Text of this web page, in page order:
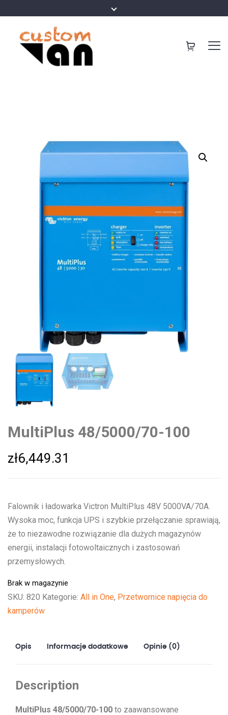
MultiPlus 48/5000/70-100
zł6,449.31
Falownik i ładowarka Victron MultiPlus 48V 5000VA/70A.
Wysoka moc, funkcja UPS i szybkie przełączanie sprawiają,
że to niezawodne rozwiązanie dla dużych magazynów
energii, instalacji fotowoltaicznych i zastosowań
przemysłowych.
Brak w magazynie
SKU: 820 Kategorie: All in One, Przetwornice napięcia do
kamperów
Opis Informacje dodatkowe Opinie (0)
Description
MultiPlus 48/5000/70-100 to zaawansowane